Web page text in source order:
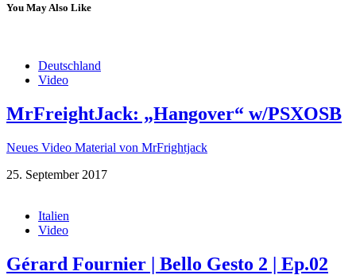
You May Also Like
Deutschland
Video
MrFreightJack: „Hangover“ w/PSXOSB
Neues Video Material von MrFrightjack
25. September 2017
Italien
Video
Gérard Fournier | Bello Gesto 2 | Ep.02